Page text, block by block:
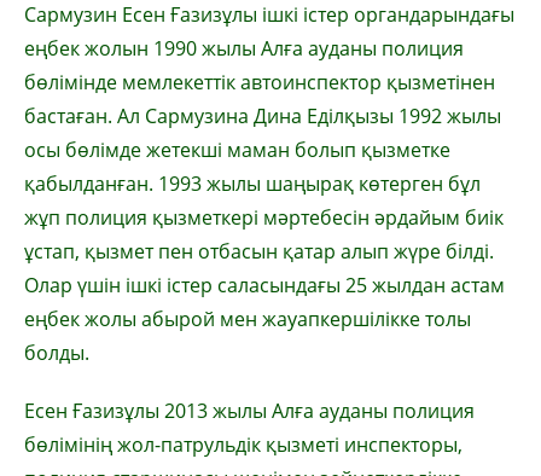
Сармузин Есен Ғазизұлы ішкі істер органдарындағы
еңбек жолын 1990 жылы Алға ауданы полиция
бөлімінде мемлекеттік автоинспектор қызметінен
бастаған. Ал Сармузина Дина Еділқызы 1992 жылы
осы бөлімде жетекші маман болып қызметке
қабылданған. 1993 жылы шаңырақ көтерген бұл
жұп полиция қызметкері мәртебесін әрдайым биік
ұстап, қызмет пен отбасын қатар алып жүре білді.
Олар үшін ішкі істер саласындағы 25 жылдан астам
еңбек жолы абырой мен жауапкершілікке толы
болды.
Есен Ғазизұлы 2013 жылы Алға ауданы полиция
бөлімінің жол-патрульдік қызметі инспекторы,